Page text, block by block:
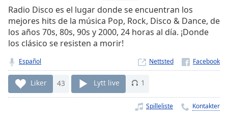
0.00%
Stream
Type LIVE
Seek to
currently
behind
liveLIVE
Remaining
Time-
Radio Disco es el lugar donde se encuentran los
mejores hits de la música Pop, Rock, Disco & Dance, de
los años 70s, 80s, 90s y 2000, 24 horas al día. ¡Donde
los clásico se resisten a morir!
Español Nettsted
Liker 43 Lytt live 1
Spilleliste Kontakter